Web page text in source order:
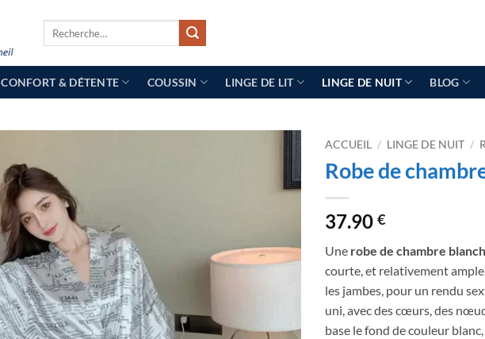
CONFORT & DÉTENTE COUSSIN LINGE DE LIT LINGE DE NUIT BLOG
ACCUEIL / LINGE DE NUIT /
Robe de
37.90 €
Une robe de chambre
courte, et relativement
les jambes, pour un rendu
uni, avec des cœurs, des
base le fond de couleur